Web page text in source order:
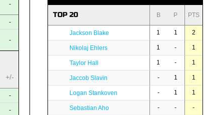
-
-
-
+/-
-
-
TOP 20 B P PTS
Jackson Blake 1 1 2
Nikolaj Ehlers 1 - 1
Taylor Hall 1 - 1
Jaccob Slavin - 1 1
Logan Stankoven - 1 1
Sebastian Aho - - -